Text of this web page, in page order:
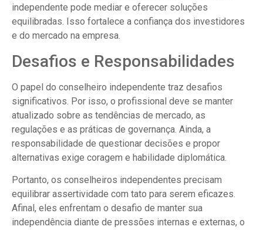
independente pode mediar e oferecer soluções
equilibradas. Isso fortalece a confiança dos investidores
e do mercado na empresa.
Desafios e Responsabilidades
O papel do conselheiro independente traz desafios
significativos. Por isso, o profissional deve se manter
atualizado sobre as tendências de mercado, as
regulações e as práticas de governança. Ainda, a
responsabilidade de questionar decisões e propor
alternativas exige coragem e habilidade diplomática.
Portanto, os conselheiros independentes precisam
equilibrar assertividade com tato para serem eficazes.
Afinal, eles enfrentam o desafio de manter sua
independência diante de pressões internas e externas, o